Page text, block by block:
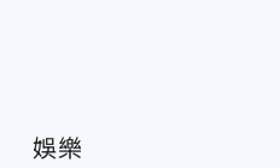
娛樂